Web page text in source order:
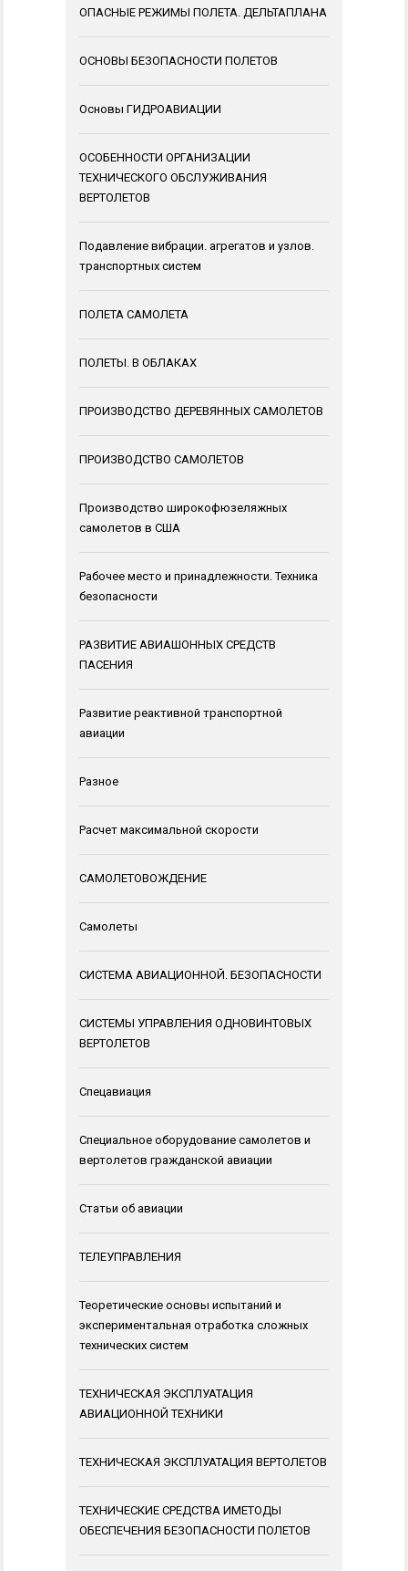
ОПАСНЫЕ РЕЖИМЫ ПОЛЕТА. ДЕЛЬТАПЛАНА
ОСНОВЫ БЕЗОПАСНОСТИ ПОЛЕТОВ
Основы ГИДРОАВИАЦИИ
ОСОБЕННОСТИ ОРГАНИЗАЦИИ
ТЕХНИЧЕСКОГО ОБСЛУЖИВАНИЯ
ВЕРТОЛЕТОВ
Подавление вибрации. агрегатов и узлов.
транспортных систем
ПОЛЕТА САМОЛЕТА
ПОЛЕТЫ. В ОБЛАКАХ
ПРОИЗВОДСТВО ДЕРЕВЯННЫХ САМОЛЕТОВ
ПРОИЗВОДСТВО САМОЛЕТОВ
Производство широкофюзеляжных
самолетов в США
Рабочее место и принадлежности. Техника
безопасности
РАЗВИТИЕ АВИАШОННЫХ СРЕДСТВ
ПАСЕНИЯ
Развитие реактивной транспортной
авиации
Разное
Расчет максимальной скорости
САМОЛЕТОВОЖДЕНИЕ
Самолеты
СИСТЕМА АВИАЦИОННОЙ. БЕЗОПАСНОСТИ
СИСТЕМЫ УПРАВЛЕНИЯ ОДНОВИНТОВЫХ
ВЕРТОЛЕТОВ
Спецавиация
Специальное оборудование самолетов и
вертолетов гражданской авиации
Статьи об авиации
ТЕЛЕУПРАВЛЕНИЯ
Теоретические основы испытаний и
экспериментальная отработка сложных
технических систем
ТЕХНИЧЕСКАЯ ЭКСПЛУАТАЦИЯ
АВИАЦИОННОЙ ТЕХНИКИ
ТЕХНИЧЕСКАЯ ЭКСПЛУАТАЦИЯ ВЕРТОЛЕТОВ
ТЕХНИЧЕСКИЕ СРЕДСТВА ИМЕТОДЫ
ОБЕСПЕЧЕНИЯ БЕЗОПАСНОСТИ ПОЛЕТОВ